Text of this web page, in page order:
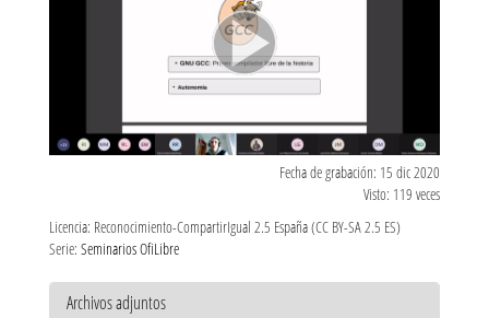
Fecha de grabación: 15 dic 2020
Visto: 119 veces
Licencia: Reconocimiento-CompartirIgual 2.5 España (CC BY-SA 2.5 ES)
Serie: Seminarios OfiLibre
Archivos adjuntos